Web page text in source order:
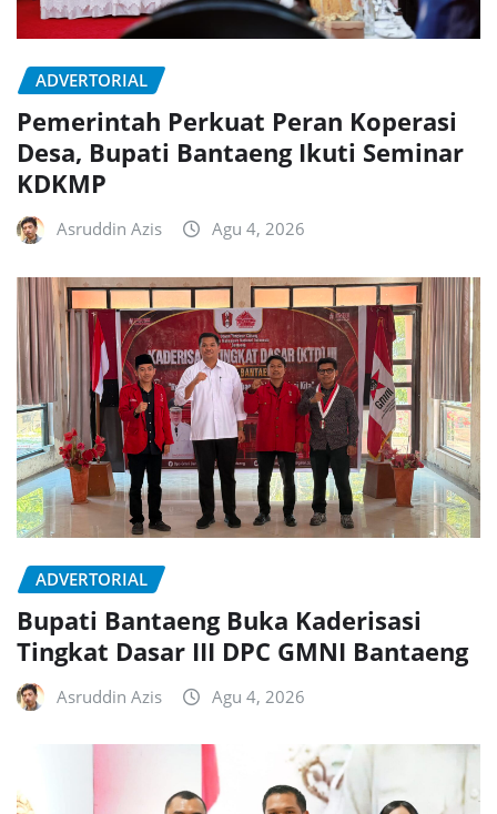
ADVERTORIAL
Pemerintah Perkuat Peran Koperasi
Desa, Bupati Bantaeng Ikuti Seminar
KDKMP
Asruddin Azis Agu 4, 2026
ADVERTORIAL
Bupati Bantaeng Buka Kaderisasi
Tingkat Dasar III DPC GMNI Bantaeng
Asruddin Azis Agu 4, 2026